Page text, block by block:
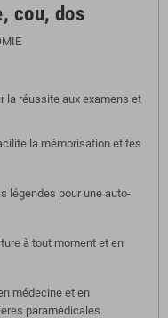
cou, dos
la réussite aux examens et
la mémorisation et tes
légendes pour une auto-
à tout moment et en
médecine et en
paramédicales.